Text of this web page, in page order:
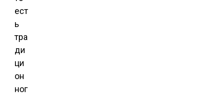
ест
ь
тра
ди
ци
он
ног